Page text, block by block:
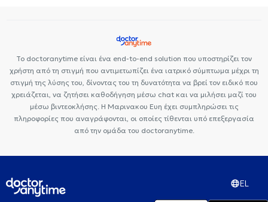
Το doctoranytime είναι ένα end-to-end solution που υποστηρίζει τον
χρήστη από τη στιγμή που αντιμετωπίζει ένα ιατρικό σύμπτωμα μέχρι τη
στιγμή της λύσης του, δίνοντας του τη δυνατότητα να βρεί τον ειδικό που
χρειάζεται, να ζητήσει καθοδήγηση μέσω chat και να μιλήσει μαζί του
μέσω βιντεοκλήσης. Η Μαρινακου Ευη έχει συμπληρώσει τις
πληροφορίες που αναγράφονται, οι οποίες τίθενται υπό επεξεργασία
από την ομάδα του doctoranytime.
EL